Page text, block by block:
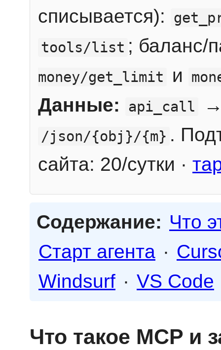
списывается):
tools/list ; баланс/
money/get_limit и
Данные: api_call
/json/{obj}/{m} .
сайта: 20/сутки ·
Содержание: Что
Старт агента ·
Windsurf · VS Code
Что такое MCP и